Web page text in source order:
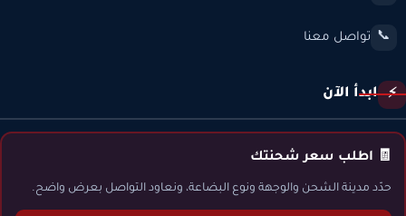
📞 تواصل معنا
⚡ ابدأ الآن
🧾 اطلب سعر شحنتك
حدّد مدينة الشحن والوجهة ونوع البضاعة، ونعاود التواصل بعرض واضح.